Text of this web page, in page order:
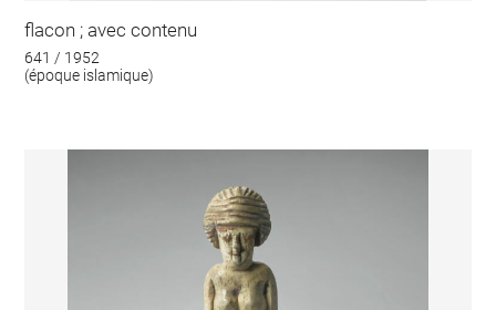
flacon ; avec contenu
641 / 1952
(époque islamique)